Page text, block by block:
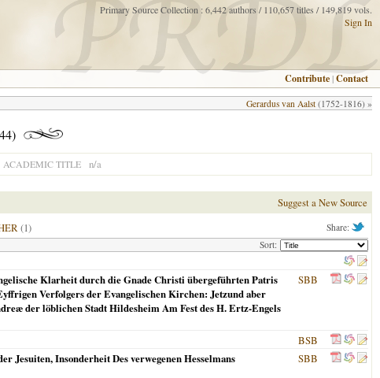
Primary Source Collection : 6,442 authors / 110,657 titles / 149,819 vols.
Sign In
Contribute |Contact
Gerardus van Aalst (1752-1816) »
ACADEMIC TITLE n/a
Suggest a New Source
Share:
(1)
Sort:
Klarheit durch die Gnade Christi übergeführten Patris
Verfolgers der Evangelischen Kirchen: Jetzund aber
der löblichen Stadt Hildesheim Am Fest des H. Ertz-Engels
SBB
BSB
Jesuiten, Insonderheit Des verwegenen Hesselmans
SBB